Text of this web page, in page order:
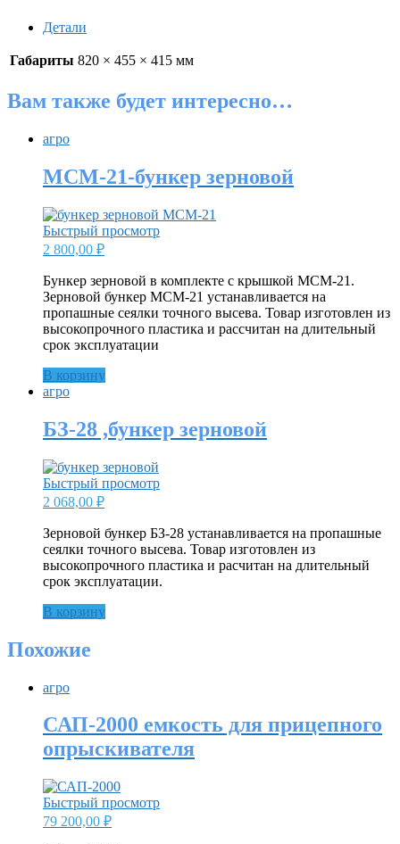
Детали
Габариты 820 × 455 × 415 мм
Вам также будет интересно…
агро
МСМ-21-бункер зерновой
Быстрый просмотр
2 800,00 ₽
Бункер зерновой в комплекте с крышкой МСМ-21.
Зерновой бункер МСМ-21 устанавливается на
пропашные сеялки точного высева. Товар изготовлен из
высокопрочного пластика и рассчитан на длительный
срок эксплуатации
В корзину
агро
БЗ-28 ,бункер зерновой
Быстрый просмотр
2 068,00 ₽
Зерновой бункер БЗ-28 устанавливается на пропашные
сеялки точного высева. Товар изготовлен из
высокопрочного пластика и расчитан на длительный
срок эксплуатации.
В корзину
Похожие
агро
САП-2000 емкость для прицепного
опрыскивателя
Быстрый просмотр
79 200,00 ₽